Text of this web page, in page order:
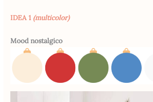
IDEA 1 (multicolor)
Mood nostalgico